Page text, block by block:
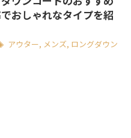
おしゃれなタイプを紹
アウター, メンズ, ロングダウン